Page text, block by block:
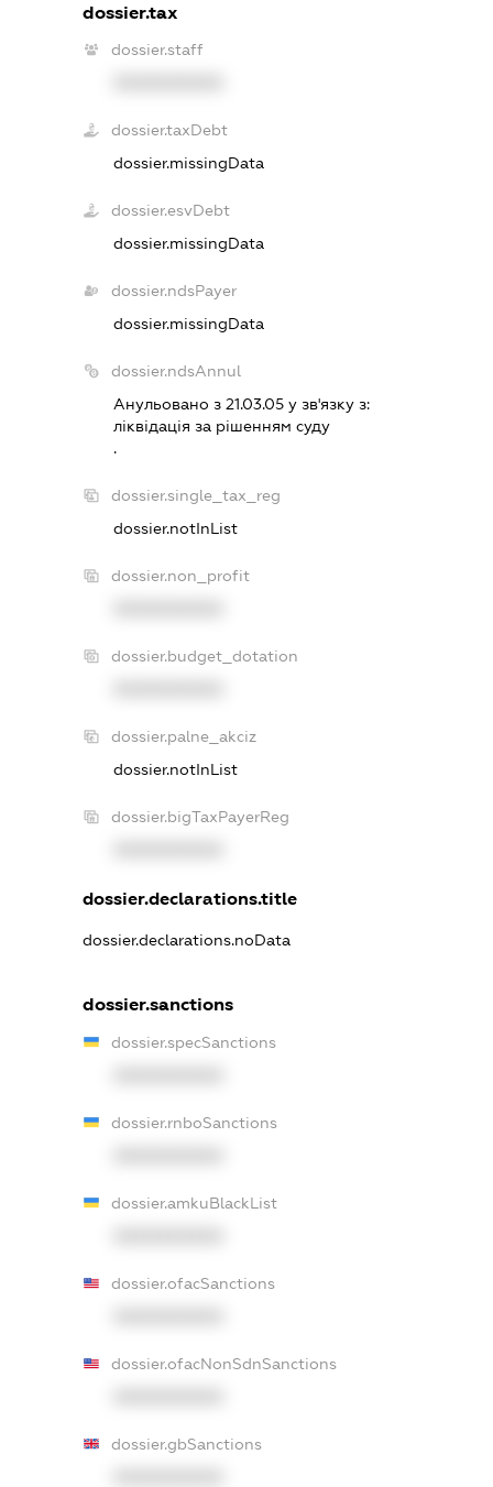
dossier.tax
dossier.staff
dossier.taxDebt
dossier.missingData
dossier.esvDebt
dossier.missingData
dossier.ndsPayer
dossier.missingData
dossier.ndsAnnul
Анульовано з 21.03.05 у зв'язку з:
лiквiдацiя за рiшенням суду
.
dossier.single_tax_reg
dossier.notInList
dossier.non_profit
dossier.budget_dotation
dossier.palne_akciz
dossier.notInList
dossier.bigTaxPayerReg
dossier.declarations.title
dossier.declarations.noData
dossier.sanctions
dossier.specSanctions
dossier.rnboSanctions
dossier.amkuBlackList
dossier.ofacSanctions
dossier.ofacNonSdnSanctions
dossier.gbSanctions